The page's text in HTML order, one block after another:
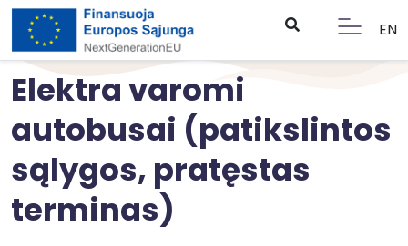
EN
Elektra varomi
autobusai (patikslintos
sąlygos, pratęstas
terminas)